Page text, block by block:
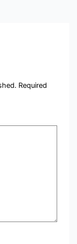
Required